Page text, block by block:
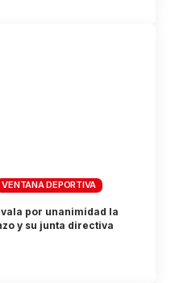
VENTANA DEPORTIVA
por unanimidad la
y su junta directiva